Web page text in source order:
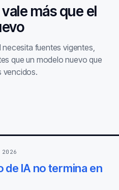
más que el
necesita fuentes vigentes,
que un modelo nuevo que
vencidos.
2026
de IA no termina en